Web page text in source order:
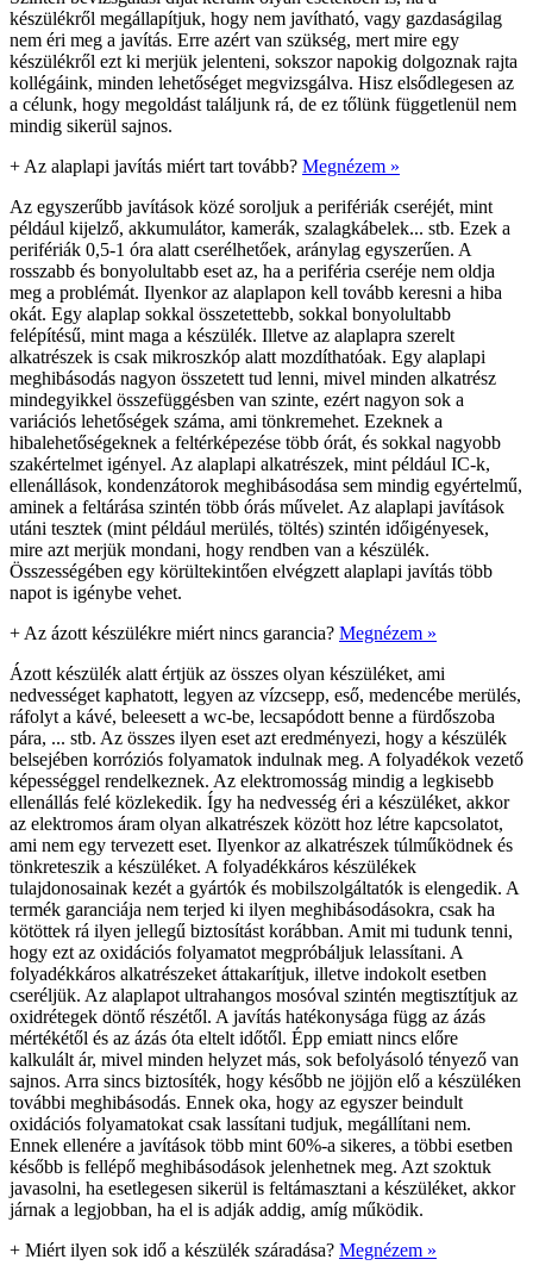
készülékről megállapítjuk, hogy nem javítható, vagy gazdaságilag
nem éri meg a javítás. Erre azért van szükség, mert mire egy
készülékről ezt ki merjük jelenteni, sokszor napokig dolgoznak rajta
kollégáink, minden lehetőséget megvizsgálva. Hisz elsődlegesen az
a célunk, hogy megoldást találjunk rá, de ez tőlünk függetlenül nem
mindig sikerül sajnos.
+ Az alaplapi javítás miért tart tovább? Megnézem »
Az egyszerűbb javítások közé soroljuk a perifériák cseréjét, mint
például kijelző, akkumulátor, kamerák, szalagkábelek... stb. Ezek a
perifériák 0,5-1 óra alatt cserélhetőek, aránylag egyszerűen. A
rosszabb és bonyolultabb eset az, ha a periféria cseréje nem oldja
meg a problémát. Ilyenkor az alaplapon kell tovább keresni a hiba
okát. Egy alaplap sokkal összetettebb, sokkal bonyolultabb
felépítésű, mint maga a készülék. Illetve az alaplapra szerelt
alkatrészek is csak mikroszkóp alatt mozdíthatóak. Egy alaplapi
meghibásodás nagyon összetett tud lenni, mivel minden alkatrész
mindegyikkel összefüggésben van szinte, ezért nagyon sok a
variációs lehetőségek száma, ami tönkremehet. Ezeknek a
hibalehetőségeknek a feltérképezése több órát, és sokkal nagyobb
szakértelmet igényel. Az alaplapi alkatrészek, mint például IC-k,
ellenállások, kondenzátorok meghibásodása sem mindig egyértelmű,
aminek a feltárása szintén több órás művelet. Az alaplapi javítások
utáni tesztek (mint például merülés, töltés) szintén időigényesek,
mire azt merjük mondani, hogy rendben van a készülék.
Összességében egy körültekintően elvégzett alaplapi javítás több
napot is igénybe vehet.
+ Az ázott készülékre miért nincs garancia? Megnézem »
Ázott készülék alatt értjük az összes olyan készüléket, ami
nedvességet kaphatott, legyen az vízcsepp, eső, medencébe merülés,
ráfolyt a kávé, beleesett a wc-be, lecsapódott benne a fürdőszoba
pára, ... stb. Az összes ilyen eset azt eredményezi, hogy a készülék
belsejében korróziós folyamatok indulnak meg. A folyadékok vezető
képességgel rendelkeznek. Az elektromosság mindig a legkisebb
ellenállás felé közlekedik. Így ha nedvesség éri a készüléket, akkor
az elektromos áram olyan alkatrészek között hoz létre kapcsolatot,
ami nem egy tervezett eset. Ilyenkor az alkatrészek túlműködnek és
tönkreteszik a készüléket. A folyadékkáros készülékek
tulajdonosainak kezét a gyártók és mobilszolgáltatók is elengedik. A
termék garanciája nem terjed ki ilyen meghibásodásokra, csak ha
kötöttek rá ilyen jellegű biztosítást korábban. Amit mi tudunk tenni,
hogy ezt az oxidációs folyamatot megpróbáljuk lelassítani. A
folyadékkáros alkatrészeket áttakarítjuk, illetve indokolt esetben
cseréljük. Az alaplapot ultrahangos mosóval szintén megtisztítjuk az
oxidrétegek döntő részétől. A javítás hatékonysága függ az ázás
mértékétől és az ázás óta eltelt időtől. Épp emiatt nincs előre
kalkulált ár, mivel minden helyzet más, sok befolyásoló tényező van
sajnos. Arra sincs biztosíték, hogy később ne jöjjön elő a készüléken
további meghibásodás. Ennek oka, hogy az egyszer beindult
oxidációs folyamatokat csak lassítani tudjuk, megállítani nem.
Ennek ellenére a javítások több mint 60%-a sikeres, a többi esetben
később is fellépő meghibásodások jelenhetnek meg. Azt szoktuk
javasolni, ha esetlegesen sikerül is feltámasztani a készüléket, akkor
járnak a legjobban, ha el is adják addig, amíg működik.
+ Miért ilyen sok idő a készülék száradása? Megnézem »